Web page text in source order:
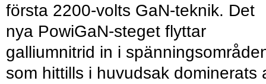
första 2200-volts GaN-teknik. Det
nya PowiGaN-steget flyttar
galliumnitrid in i
som hittills i huvudsak dominerats